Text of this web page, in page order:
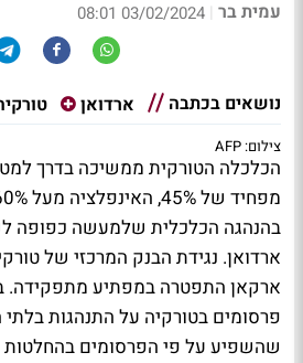
עמית בר |
03/02/2024 08:01
נושאים בכתבה ארדואן
צילום: AFP
הכלכלה הטורקית ממשיכה בדרך
בהנהגה הכלכלית שלמעשה כפופה
ארדואן. נגידת הבנק המרכזי של
ארקאן התפטרה במפתיע מתפקידה.
פרסומים בטורקיה על התנהגות
שהשפיע על פי הפרסומים בהחלטות